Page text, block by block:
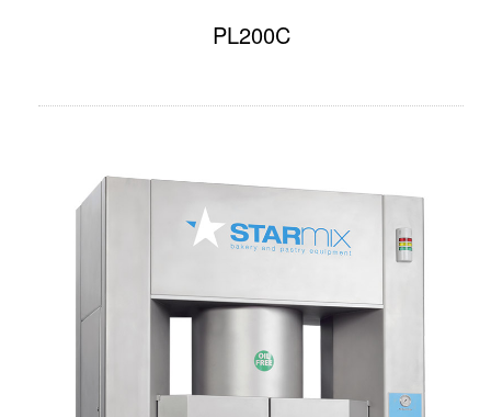
PL200C